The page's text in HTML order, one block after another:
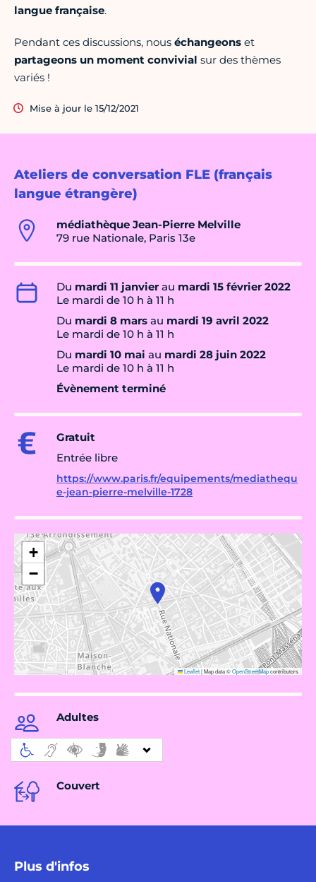
Ateliers de conversation FLE (français
langue étrangère)
médiathèque Jean-Pierre Melville
79 rue Nationale, Paris 13e
Du mardi 11 janvierau mardi 15 février 2022
Le mardi de 10 h à 11 h
Du mardi 8 mars au mardi 19 avril 2022
Le mardi de 10 h à 11 h
Du mardi 10 mai au mardi 28 juin 2022
Le mardi de 10 h à 11 h
Évènement terminé
Gratuit
Entrée libre
https://www.paris.fr/equipements/mediathequ
e-jean-pierre-melville-1728
+
−
Leaflet|Map data ©OpenStreetMapcontributors
Adultes
Couvert
Plus d'infos
langue française.
Pendant ces discussions, nous échangeons et
partageons un moment convivial sur des thèmes
variés !
Mise à jour le 15/12/2021